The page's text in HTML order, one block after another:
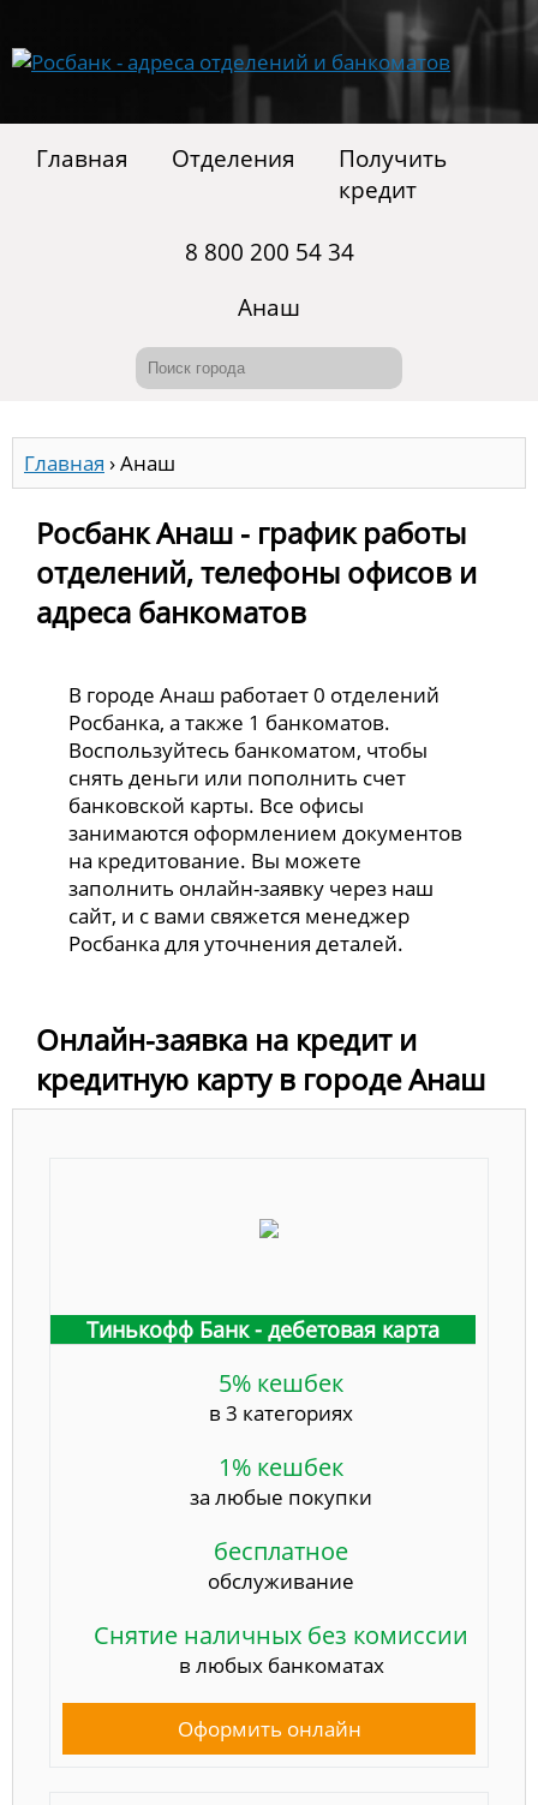
Главная Отделения
Получить
кредит
8 800 200 54 34
Анаш
Главная ›Анаш
Росбанк Анаш - график работы
отделений, телефоны офисов и
адреса банкоматов
В городе Анаш работает 0 отделений
Росбанка, а также 1 банкоматов.
Воспользуйтесь банкоматом, чтобы
снять деньги или пополнить счет
банковской карты. Все офисы
занимаются оформлением документов
на кредитование. Вы можете
заполнить онлайн-заявку через наш
сайт, и с вами свяжется менеджер
Росбанка для уточнения деталей.
Онлайн-заявка на кредит и
кредитную карту в городе Анаш
Тинькофф Банк - дебетовая карта
5% кешбек
в 3 категориях
1% кешбек
за любые покупки
бесплатное
обслуживание
Снятие наличных без комиссии
в любых банкоматах
Оформить онлайн